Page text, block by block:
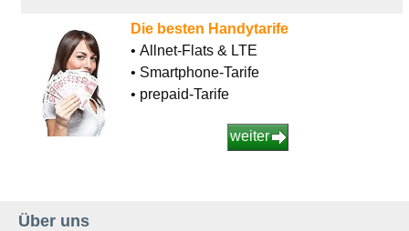
Die besten Handytarife
• Allnet-Flats & LTE
• Smartphone-Tarife
• prepaid-Tarife
weiter
Über uns